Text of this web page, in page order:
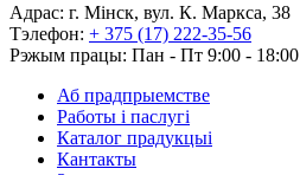
Адрас: г. Мінск, вул. К. Маркса, 38
Тэлефон: + 375 (17) 222-35-56
Рэжым працы: Пан - Пт 9:00 - 18:00
Аб прадпрыемстве
Работы і паслугі
Каталог прадукцыі
Кантакты